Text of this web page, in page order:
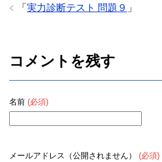
o
「 実力診断テスト 問題９ 」
コメントを残す
名前 (必須)
メールアドレス（公開されません） (必須)